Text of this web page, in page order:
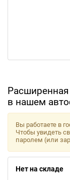
Расширенная
в нашем
Вы работаете в
Чтобы увидеть
паролем (или
Нет на складе